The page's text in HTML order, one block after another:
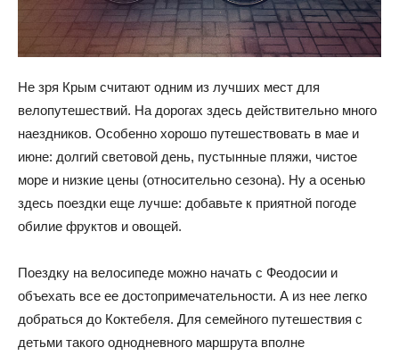
Не зря Крым считают одним из лучших мест для
велопутешествий. На дорогах здесь действительно много
наездников. Особенно хорошо путешествовать в мае и
июне: долгий световой день, пустынные пляжи, чистое
море и низкие цены (относительно сезона). Ну а осенью
здесь поездки еще лучше: добавьте к приятной погоде
обилие фруктов и овощей.
Поездку на велосипеде можно начать с Феодосии и
объехать все ее достопримечательности. А из нее легко
добраться до Коктебеля. Для семейного путешествия с
детьми такого однодневного маршрута вполне